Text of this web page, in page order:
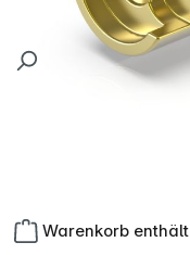
Warenkorb